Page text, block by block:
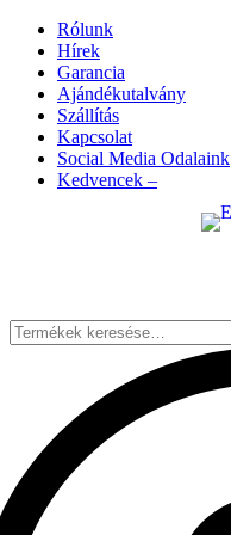
Rólunk
Hírek
Garancia
Ajándékutalvány
Szállítás
Kapcsolat
Social Media Odalaink
Kedvencek –